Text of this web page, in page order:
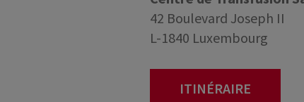
42 Boulevard Joseph II
L-1840 Luxembourg
ITINÉRAIRE